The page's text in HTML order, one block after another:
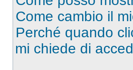
Come cambio il
Perché quando
mi chiede di